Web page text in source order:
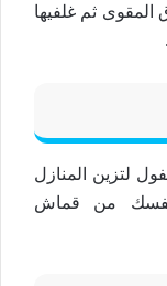
المقوى ثم غلفيها
لتزين المنازل
من قماش